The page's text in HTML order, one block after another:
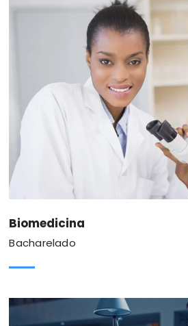
Biomedicina
Bacharelado